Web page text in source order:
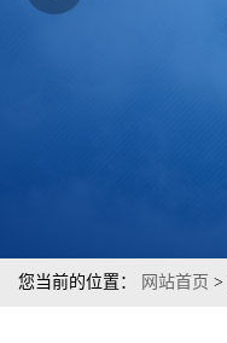
您当前的位置： 网站首页 >